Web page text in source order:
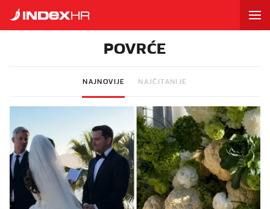
POVRĆE
NAJNOVIJE NAJČITANIJE